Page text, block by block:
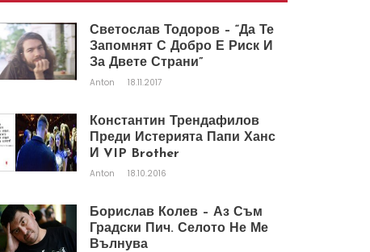
Светослав Тодоров – “Да Те
Запомнят С Добро Е Риск И
За Двете Страни”
Anton 18.11.2017
Константин Трендафилов
Преди Истерията Папи Ханс
И VIP Brother
Anton 18.10.2016
Борислав Колев – Аз Съм
Градски Пич. Селото Не Ме
Вълнува